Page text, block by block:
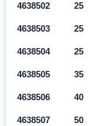
4638502 25
4638503 25
4638504 25
4638505 35
4638506 40
4638507 50